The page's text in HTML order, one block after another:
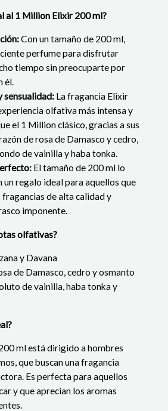
al 1 Million Elixir 200 ml?
Con un tamaño de 200 ml,
perfume para disfrutar
tiempo sin preocuparte por
él.
sensualidad: La fragancia Elixir
olfativa más intensa y
el 1 Million clásico, gracias a sus
de rosa de Damasco y cedro,
de vainilla y haba tonka.
El tamaño de 200 ml lo
un regalo ideal para aquellos que
fragancias de alta calidad y
imponente.
olfativas?
y Davana
de Damasco, cedro y osmanto
de vainilla, haba tonka y
ml está dirigido a hombres
que buscan una fragancia
Es perfecta para aquellos
y que aprecian los aromas